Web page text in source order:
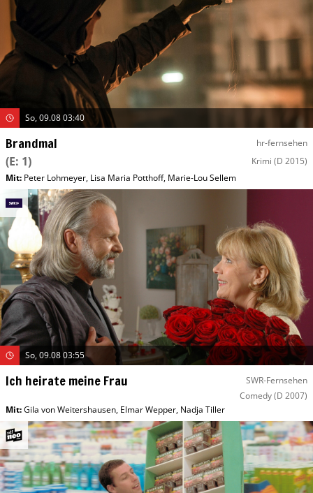
So, 09.08 03:40
Brandmal hr-fernsehen
(E: 1) Krimi (D 2015)
Mit: Peter Lohmeyer, Lisa Maria Potthoff, Marie-Lou Sellem
So, 09.08 03:55
Ich heirate meine Frau
SWR-Fernsehen
Comedy(D 2007)
Mit:Gila von Weitershausen, Elmar Wepper, Nadja Tiller